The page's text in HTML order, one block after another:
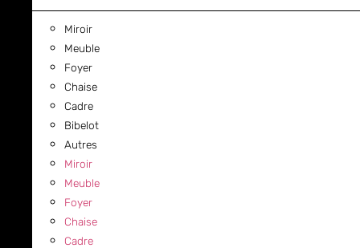
Miroir
Meuble
Foyer
Chaise
Cadre
Bibelot
Autres
Miroir
Meuble
Foyer
Chaise
Cadre